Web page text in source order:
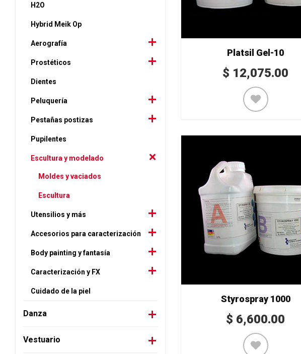
H2O
Hybrid Meik Op
Aerografía
Prostéticos
Dientes
Peluquería
Pestañas postizas
Pupilentes
Escultura y modelado
Moldes y vaciados
Escultura
Utensilios y más
Accesorios para caracterización
Body painting y fantasía
Caracterización y FX
Cuidado de la piel
Danza
Vestuario
Platsil Gel-10
$ 12,075.00
Styrospray 1000
$ 6,600.00